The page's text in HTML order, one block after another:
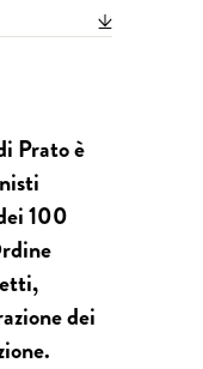
Prato è
100
dei